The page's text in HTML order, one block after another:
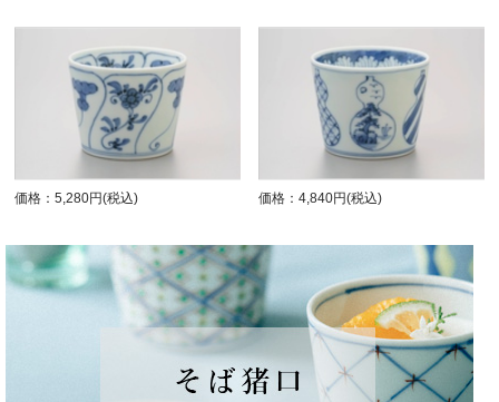
価格：5,280円(税込) 価格：4,840円(税込)